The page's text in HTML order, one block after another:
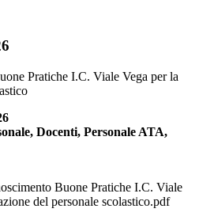
Pratiche I.C. Viale Vega per la
Docenti, Personale ATA,
Buone Pratiche I.C. Viale
del personale scolastico.pdf